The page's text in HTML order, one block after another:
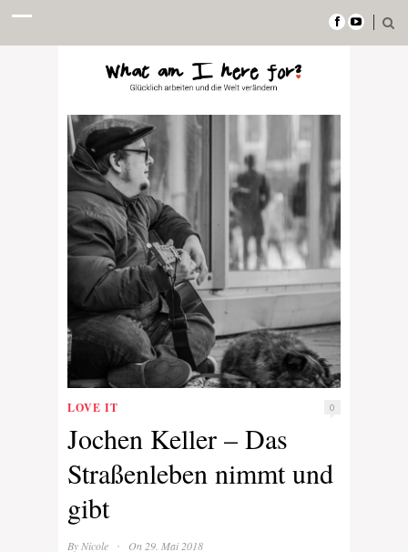
LOVE IT 0
Jochen Keller – Das
Straßenleben nimmt und
gibt
By Nicole · On 29. Mai 2018